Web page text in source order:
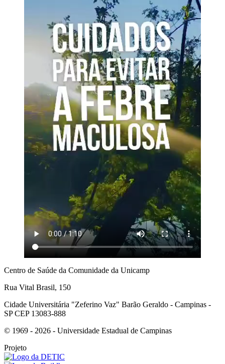
Centro de Saúde da Comunidade da Unicamp
Rua Vital Brasil, 150
Cidade Universitária "Zeferino Vaz" Barão Geraldo - Campinas -
SP CEP 13083-888
© 1969 - 2026 - Universidade Estadual de Campinas
Projeto